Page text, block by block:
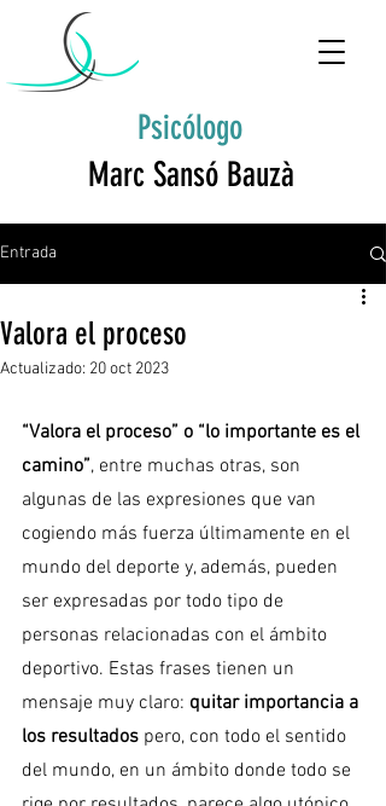
Psicólogo
Marc Sansó Bauzà
Entrada
Valora el proceso
Actualizado: 20 oct 2023
“Valora el proceso” o “lo importante es el
camino”, entre muchas otras, son
algunas de las expresiones que van
cogiendo más fuerza últimamente en el
mundo del deporte y, además, pueden
ser expresadas por todo tipo de
personas relacionadas con el ámbito
deportivo. Estas frases tienen un
mensaje muy claro: quitar importancia a
los resultados pero, con todo el sentido
del mundo, en un ámbito donde todo se